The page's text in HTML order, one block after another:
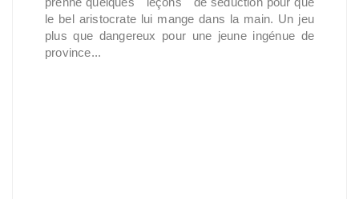
le bel aristocrate lui mange dans la main. Un jeu
plus que dangereux pour une jeune ingénue de
province...